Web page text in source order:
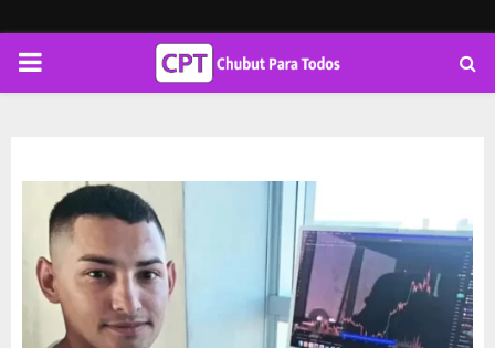
PRIMARY